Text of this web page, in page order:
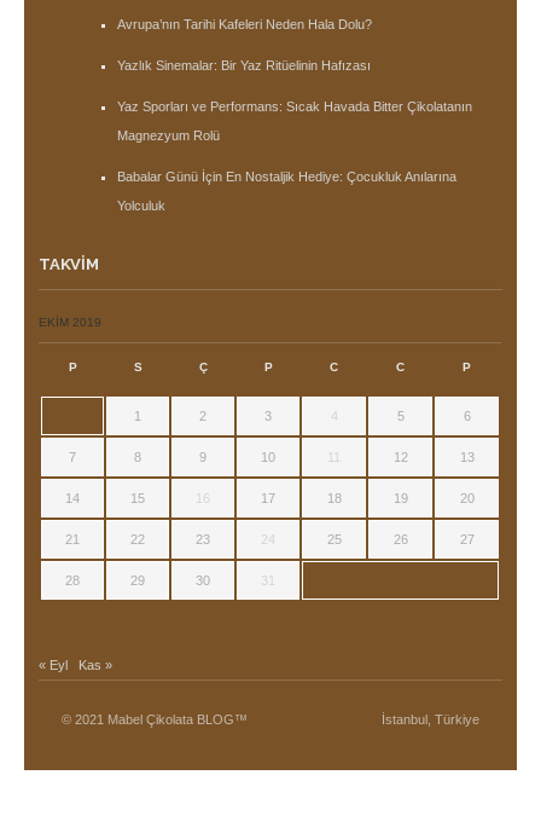
Avrupa’nın Tarihi Kafeleri Neden Hala Dolu?
Yazlık Sinemalar: Bir Yaz Ritüelinin Hafızası
Yaz Sporları ve Performans: Sıcak Havada Bitter Çikolatanın
Magnezyum Rolü
Babalar Günü İçin En Nostaljik Hediye: Çocukluk Anılarına
Yolculuk
TAKVIM
EKIM 2019
P S Ç P C C P
1 2 3 4 5 6
7 8 9 10 11 12 13
14 15 16 17 18 19 20
21 22 23 24 25 26 27
28 29 30 31
« Eyl Kas »
© 2021 Mabel Çikolata BLOG™ İstanbul, Türkiye